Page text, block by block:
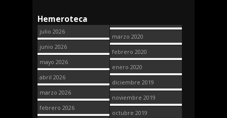
Hemeroteca
julio 2026
junio 2026
mayo 2026
abril 2026
marzo 2026
febrero 2026
marzo 2020
febrero 2020
enero 2020
diciembre 2019
noviembre 2019
octubre 2019